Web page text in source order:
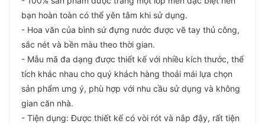
bạn hoàn toàn có thể yên tâm khi sử dụng.
- Hoa văn của bình sứ đựng nước được vẽ tay thủ công,
sắc nét và bền màu theo thời gian.
- Mẫu mã đa dạng được thiết kế với nhiều kích thước, thể
tích khác nhau cho quý khách hàng thoải mái lựa chọn
sản phẩm ưng ý, phù hợp với nhu cầu sử dụng và không
gian căn nhà.
- Tiện dụng: Được thiết kế có vòi rót và nắp đậy, rất tiện